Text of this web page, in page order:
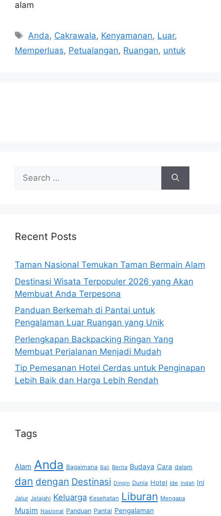
alam
Tags
Anda, Cakrawala, Kenyamanan, Luar,
Memperluas, Petualangan, Ruangan, untuk
Search
for:
Recent Posts
Taman Nasional Temukan Taman Bermain Alam
Destinasi Wisata Terpopuler 2026 yang Akan
Membuat Anda Terpesona
Panduan Berkemah di Pantai untuk
Pengalaman Luar Ruangan yang Unik
Perlengkapan Backpacking Ringan Yang
Membuat Perjalanan Menjadi Mudah
Tip Pemesanan Hotel Cerdas untuk Penginapan
Lebih Baik dan Harga Lebih Rendah
Tags
Alam Anda Bagaimana Bali Berita Budaya Cara dalam
dan dengan Destinasi Dingin Dunia Hotel Ide Indah Ini
Jalur Jelajahi Keluarga Kesehatan Liburan Mengapa
Musim Nasional Panduan Pantai Pengalaman